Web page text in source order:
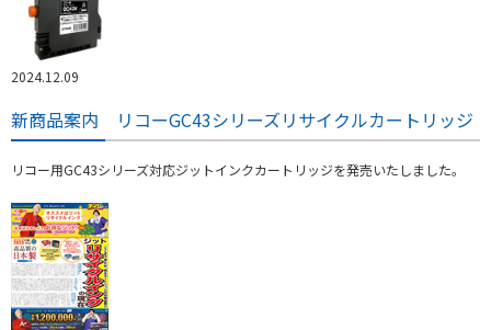
2024.12.09
新商品案内 リコーGC43シリーズリサイクルカートリッジ
リコー用GC43シリーズ対応ジットインクカートリッジを発売いたしました。